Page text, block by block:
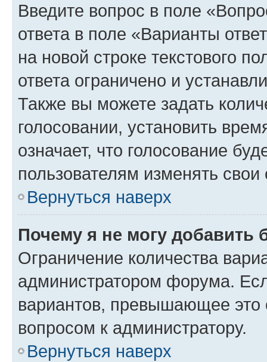
Введите вопрос в поле
ответа в поле «Варианты
на новой строке текстового
ответа ограничено и
Также вы можете задать
голосовании, установить
означает, что голосование
пользователям изменять свои
Вернуться наверх
Почему я не могу добавить
Ограничение количества
администратором форума.
вариантов, превышающее это
вопросом к администратору.
Вернуться наверх